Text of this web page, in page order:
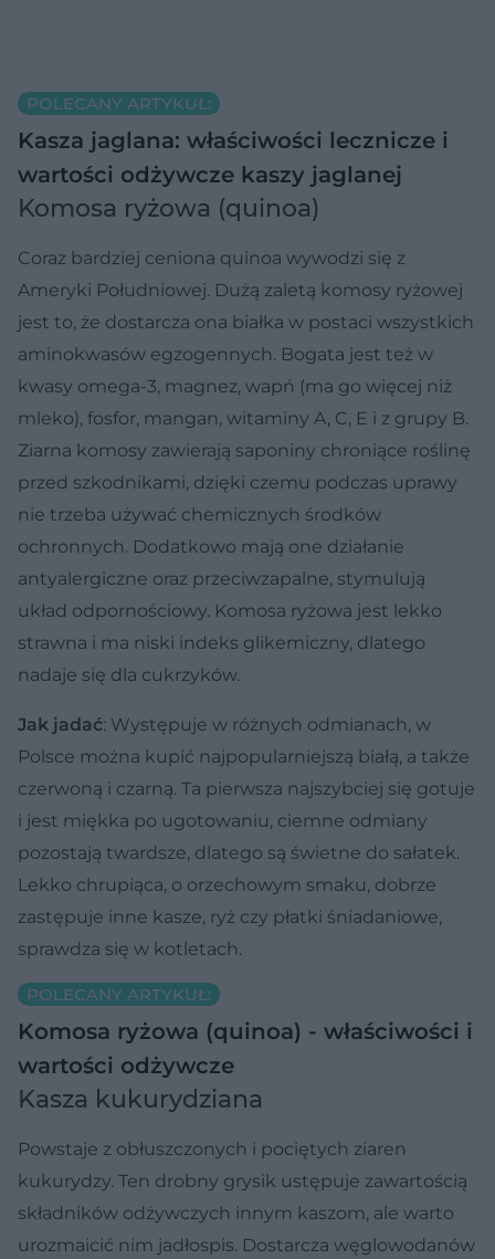
POLECANY ARTYKUŁ:
Kasza jaglana: właściwości lecznicze i
wartości odżywcze kaszy jaglanej
Komosa ryżowa (quinoa)
Coraz bardziej ceniona quinoa wywodzi się z
Ameryki Południowej. Dużą zaletą komosy ryżowej
jest to, że dostarcza ona białka w postaci wszystkich
aminokwasów egzogennych. Bogata jest też w
kwasy omega-3, magnez, wapń (ma go więcej niż
mleko), fosfor, mangan, witaminy A, C, E i z grupy B.
Ziarna komosy zawierają saponiny chroniące roślinę
przed szkodnikami, dzięki czemu podczas uprawy
nie trzeba używać chemicznych środków
ochronnych. Dodatkowo mają one działanie
antyalergiczne oraz przeciwzapalne, stymulują
układ odpornościowy. Komosa ryżowa jest lekko
strawna i ma niski indeks glikemiczny, dlatego
nadaje się dla cukrzyków.
Jak jadać: Występuje w różnych odmianach, w
Polsce można kupić najpopularniejszą białą, a także
czerwoną i czarną. Ta pierwsza najszybciej się gotuje
i jest miękka po ugotowaniu, ciemne odmiany
pozostają twardsze, dlatego są świetne do sałatek.
Lekko chrupiąca, o orzechowym smaku, dobrze
zastępuje inne kasze, ryż czy płatki śniadaniowe,
sprawdza się w kotletach.
POLECANY ARTYKUŁ:
Komosa ryżowa (quinoa) - właściwości i
wartości odżywcze
Kasza kukurydziana
Powstaje z obłuszczonych i pociętych ziaren
kukurydzy. Ten drobny grysik ustępuje zawartością
składników odżywczych innym kaszom, ale warto
urozmaicić nim jadłospis. Dostarcza węglowodanów